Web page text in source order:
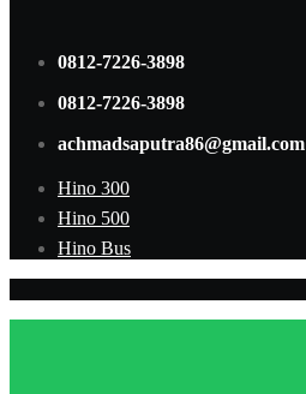
0812-7226-3898
0812-7226-3898
achmadsaputra86@gmail.com
Hino 300
Hino 500
Hino Bus